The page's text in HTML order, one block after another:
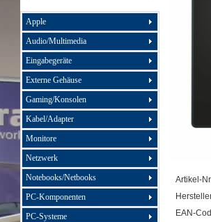
Apple
Audio/Multimedia
Eingabegeräte
Externe Gehäuse
Gaming/Konsolen
Kabel/Adapter
Monitore
Netzwerk
Notebooks/Netbooks
PC-Komponenten
PC-Systeme
Artikel-
EAN-